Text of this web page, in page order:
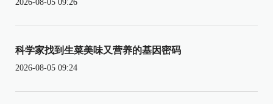
2026-08-05 09:26
科学家找到生菜美味又营养的基因密码
2026-08-05 09:24